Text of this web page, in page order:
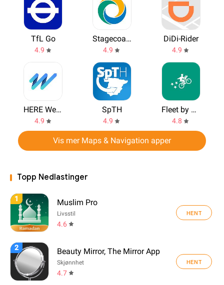
TfL Go
4.9
Stagecoach Bus
4.9
DiDi-Rider
4.9
HERE WeGo
4.9
SpTH
4.9
Fleet by Postmates
4.8
Vis mer Maps & Navigation apper
Topp Nedlastinger
1 Muslim Pro
Livsstil
4.6
HENT
2 Beauty Mirror, The Mirror App
Skjønnhet
4.7
HENT